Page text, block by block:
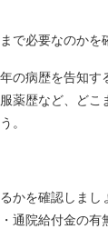
で必要なのかを
の病歴を告知す
薬歴など、どこ
。
かを確認しまし
通院給付金の有